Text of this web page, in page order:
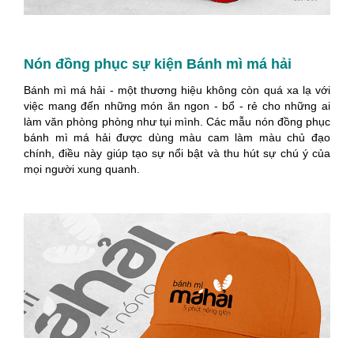
Nón đồng phục sự kiện Bánh mì má hải
Bánh mì má hải - một thương hiệu không còn quá xa lạ với
việc mang đến những món ăn ngon - bổ - rẻ cho những ai
làm văn phòng phòng như tụi mình. Các mẫu nón đồng phục
bánh mì má hải được dùng màu cam làm màu chủ đạo
chính, điều này giúp tạo sự nổi bật và thu hút sự chú ý của
mọi người xung quanh.